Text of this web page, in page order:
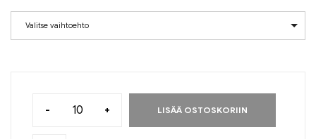
Valitse vaihtoehto
- + LISÄÄ OSTOSKORIIN